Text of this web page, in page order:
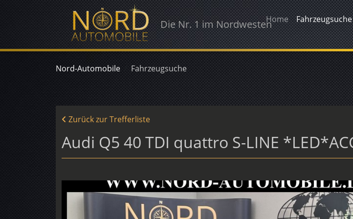
Die Nr. 1 im NordwestenHome Fahrzeugsuche
Nord-Automobile Fahrzeugsuche
Zurück zur Trefferliste
Audi Q5 40 TDI quattro S-LINE